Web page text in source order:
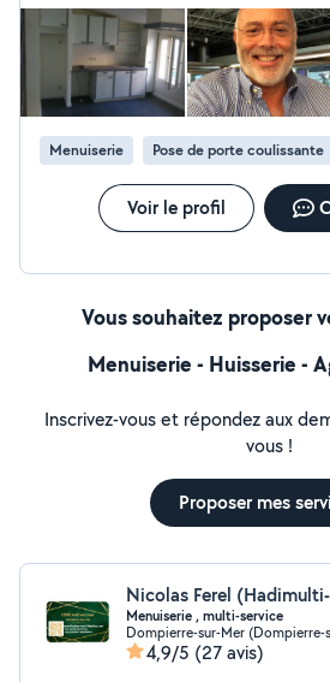
personnalisés selon vos besoins Un service fiable et de
proximité J'interviens avec bienveillance et
professionnalisme pour vous
et sécurisée. Je suis en mesure
travaux que vous avez confié a des
rendre compte.
Menuiserie Pose de porte coulissante
Voir le profil
Vous souhaitez proposer
Menuiserie - Huisserie -
Inscrivez-vous et répondez aux
vous !
Proposer mes
Nicolas Ferel
Menuiserie , multi-service
Dompierre-sur-Mer (Dompierre-
4,9/5 (27 avis)